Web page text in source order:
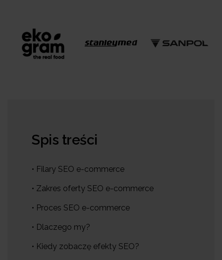
Spis treści
• Filary SEO e-commerce
• Zakres oferty SEO e-commerce
• Proces SEO e-commerce
• Dlaczego my?
• Kiedy zobaczę efekty SEO?